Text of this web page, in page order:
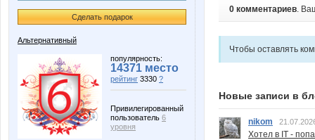
Сделать подарок
Альтернативный
популярность:
14371 место
рейтинг 3330 ?
Привилегированный
пользователь 6
уровня
0 комментариев.
Чтобы оставлять
Новые записи в
nikom
Хотел в IT -